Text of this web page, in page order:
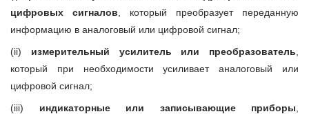
цифровых сигналов , который преобразует переданную
информацию в аналоговый или цифровой сигнал;
(ii) измерительный усилитель или преобразователь
который при необходимости усиливает аналоговый или
цифровой сигнал;
(iii) индикаторные или записывающие приборы